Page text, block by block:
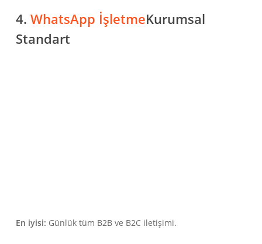
4. WhatsApp İşletmeKurumsal
Standart
En iyisi: Günlük tüm B2B ve B2C iletişimi.